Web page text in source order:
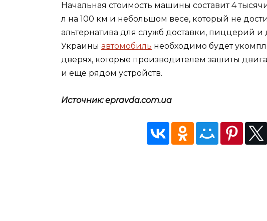
Начальная стоимость машины составит 4
л на 100 км и небольшом весе, который не
альтернатива для служб доставки, пиццерий
Украины автомобиль необходимо будет
дверях, которые производителем зашиты
и еще рядом устройств.
Источник: epravda.com.ua